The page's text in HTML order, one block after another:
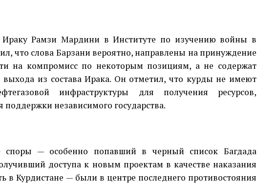
Ираку Рамзи Мардини в Институте по изучению войны в
что слова Барзани вероятно, направлены на принуждение
на компромисс по некоторым позициям, а не содержат
выхода из состава Ирака. Он отметил, что курды не имеют
инфраструктуры для получения ресурсов,
независимого государства.
споры — особенно попавший в черный список Багдада
доступа к новым проектам в качестве наказания
в Курдистане — были в центре последнего противостояния